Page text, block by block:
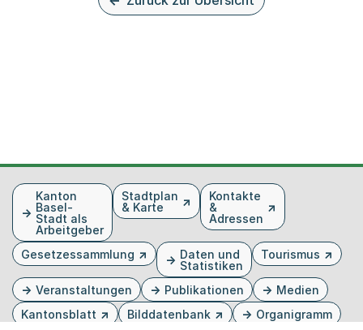
FusszeileKanton
Basel-
Stadt als
Arbeitgeber
Stadtplan
& Karte
Kontakte
&
Adressen
Gesetzessammlung
Daten und
Statistiken
Tourismus
Veranstaltungen Publikationen
Medien
Kantonsblatt
Bilddatenbank Organigramm